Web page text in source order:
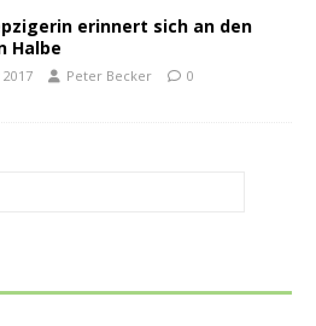
erinnert sich an den
Halbe
Peter Becker 0